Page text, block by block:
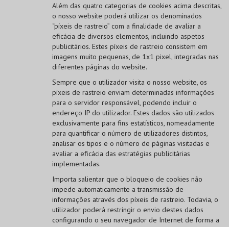
Além das quatro categorias de cookies acima descritas,
o nosso website poderá utilizar os denominados
“píxeis de rastreio” com a finalidade de avaliar a
eficácia de diversos elementos, incluindo aspetos
publicitários. Estes píxeis de rastreio consistem em
imagens muito pequenas, de 1x1 pixel, integradas nas
diferentes páginas do website.
Sempre que o utilizador visita o nosso website, os
píxeis de rastreio enviam determinadas informações
para o servidor responsável, podendo incluir o
endereço IP do utilizador. Estes dados são utilizados
exclusivamente para fins estatísticos, nomeadamente
para quantificar o número de utilizadores distintos,
analisar os tipos e o número de páginas visitadas e
avaliar a eficácia das estratégias publicitárias
implementadas.
Importa salientar que o bloqueio de cookies não
impede automaticamente a transmissão de
informações através dos píxeis de rastreio. Todavia, o
utilizador poderá restringir o envio destes dados
configurando o seu navegador de Internet de forma a